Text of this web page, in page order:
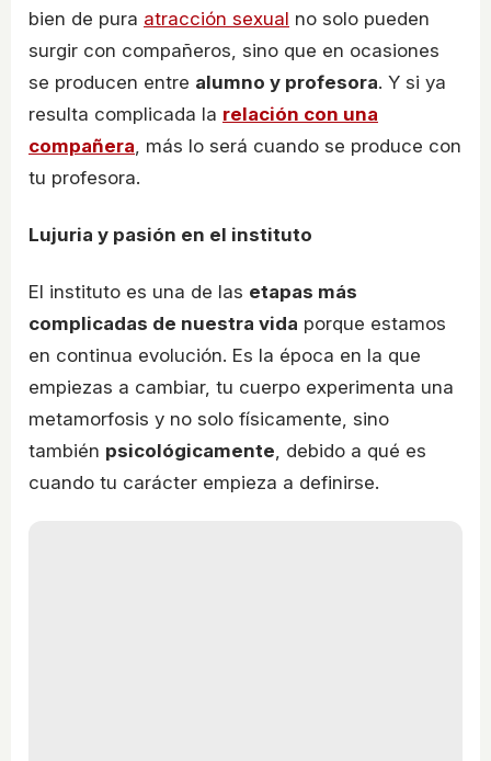
bien de pura atracción sexual no solo pueden
surgir con compañeros, sino que en ocasiones
se producen entre alumno y profesora. Y si ya
resulta complicada la relación con una
compañera, más lo será cuando se produce con
tu profesora.
Lujuria y pasión en el instituto
El instituto es una de las etapas más
complicadas de nuestra vida porque estamos
en continua evolución. Es la época en la que
empiezas a cambiar, tu cuerpo experimenta una
metamorfosis y no solo físicamente, sino
también psicológicamente , debido a qué es
cuando tu carácter empieza a definirse.